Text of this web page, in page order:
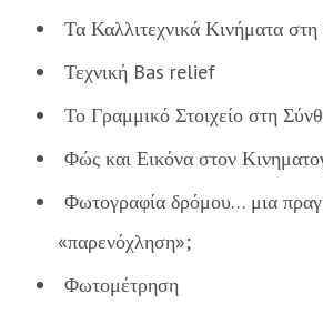
Τα Καλλιτεχνικά Κινήματα
Τεχνική Bas relief
Το Γραμμικό Στοιχείο στη
Φώς και Εικόνα στον
Φωτογραφία δρόμου… μια
«παρενόχληση»;
Φωτομέτρηση